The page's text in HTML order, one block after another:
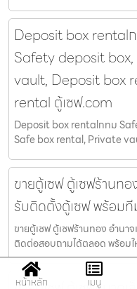
Deposit box rental
Safety deposit
vault, Deposit box
rental ตู้เซฟ.com
Deposit box rentalกทม
Safe box rental, Private
ขายตู้เซฟ ตู้เซฟร้านท
รับติดตั้งตู้เซฟ พร้อม
ขายตู้เซฟ ตู้เซฟร้านทอง อำนา
ติดต่อสอบถามได้ตลอด พร้อมใ
หน้าหลัก เมนู